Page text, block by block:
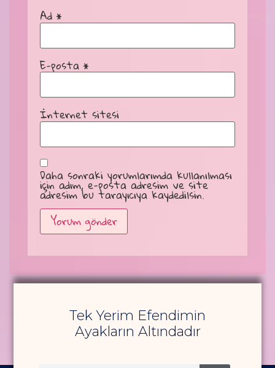
Ad *
E-posta *
İnternet sitesi
Daha sonraki yorumlarımda kullanılması
için adım, e-posta adresim ve site
adresim bu tarayıcıya kaydedilsin.
Alternative:
Tek Yerim Efendimin
Ayakların Altındadır